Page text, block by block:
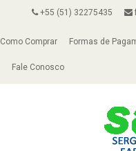
+55 (51) 32275435
Como Comprar Formas de
Fale Conosco